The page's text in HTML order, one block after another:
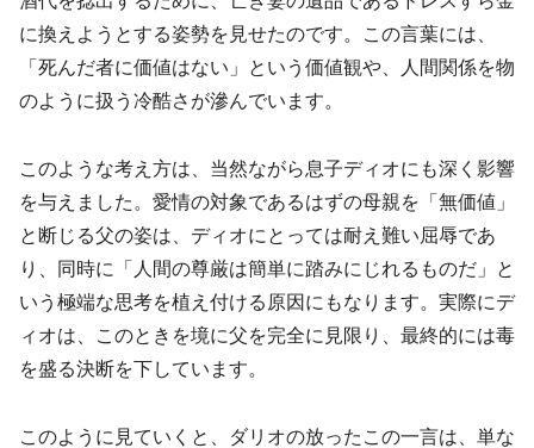
に換えようとする姿勢を見せたのです。この言葉には、
「死んだ者に価値はない」という価値観や、人間関係を物
のように扱う冷酷さが滲んでいます。
このような考え方は、当然ながら息子ディオにも深く影響
を与えました。愛情の対象であるはずの母親を「無価値」
と断じる父の姿は、ディオにとっては耐え難い屈辱であ
り、同時に「人間の尊厳は簡単に踏みにじれるものだ」と
いう極端な思考を植え付ける原因にもなります。実際にデ
ィオは、このときを境に父を完全に見限り、最終的には毒
を盛る決断を下しています。
このように見ていくと、ダリオの放ったこの一言は、単な